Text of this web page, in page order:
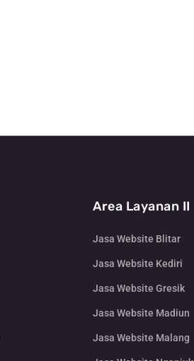
Area Layanan II
Jasa Website Blitar
Jasa Website Kediri
Jasa Website Gresik
Jasa Website Madiun
Jasa Website Malang